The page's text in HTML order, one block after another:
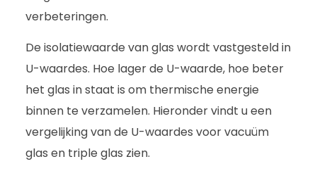
verbeteringen.
De isolatiewaarde van glas wordt vastgesteld in
U-waardes. Hoe lager de U-waarde, hoe beter
het glas in staat is om thermische energie
binnen te verzamelen. Hieronder vindt u een
vergelijking van de U-waardes voor vacuüm
glas en triple glas zien.